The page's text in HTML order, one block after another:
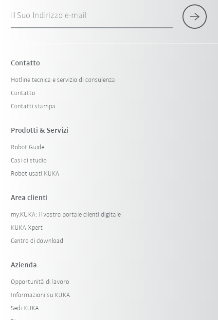
Il Suo Indirizzo e-mail
Contatto
Hotline tecnica e servizio di consulenza
Contatto
Contatti stampa
Prodotti & Servizi
Robot Guide
Casi di studio
Robot usati KUKA
Area clienti
my.KUKA: Il vostro portale clienti digitale
KUKA Xpert
Centro di download
Azienda
Opportunità di lavoro
Informazioni su KUKA
Sedi KUKA